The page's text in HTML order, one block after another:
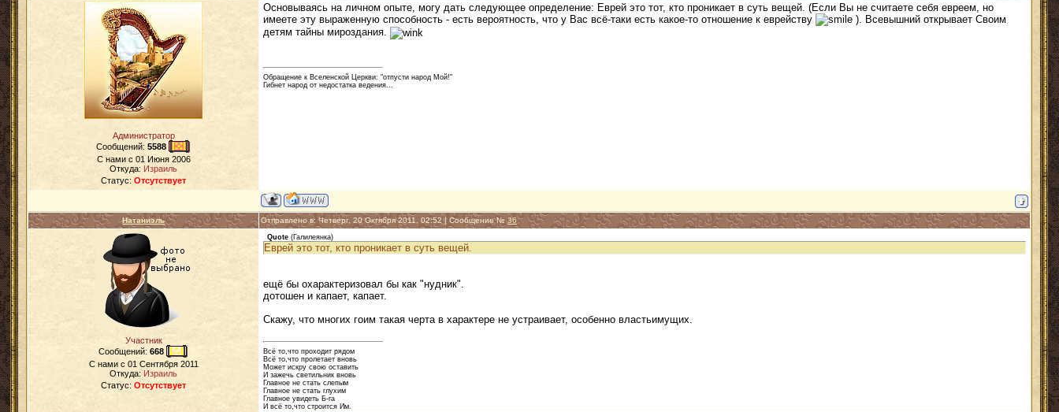
Администратор
Сообщений:5588
C нами с 01 Июня 2006
Откуда: Израиль
Статус:Отсутствует
Основываясь на личном опыте, могу дать следующее определение: Еврей это тот, кто проникает в суть вещей. (Если Вы не считаете себя евреем, но
имеете эту выраженную способность - есть вероятность, что у Вас всё-таки есть какое-то отношение к еврейству
). Всевышний открывает Своим
детям тайны мироздания.
Обращение к Вселенской Церкви: "отпусти народ Мой!"
Гибнет народ от недостатка ведения...
Натаниэль Отправлено в: Четверг, 20 Октября 2011, 02:52 | Сообщение №36
Участник
Сообщений:668
C нами с 01 Сентября 2011
Откуда: Израиль
Статус:Отсутствует
Quote (Галилеянка)
Еврей это тот, кто проникает в суть вещей.
ещё бы охарактеризовал бы как "нудник".
дотошен и капает, капает.
Скажу, что многих гоим такая черта в характере не устраивает, особенно властьимущих.
Всё то,что проходит рядом
Всё то,что пролетает вновь
Может искру свою оставить
И зажечь светильник вновь
Главное не стать слепым
Главное не стать глухим
Главное увидеть Б-га
И всё то,что строится Им.